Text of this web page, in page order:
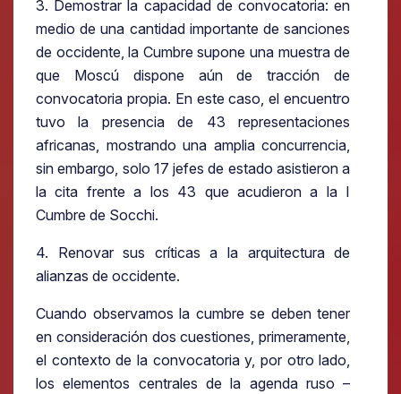
3. Demostrar la capacidad de convocatoria: en
medio de una cantidad importante de sanciones
de occidente, la Cumbre supone una muestra de
que Moscú dispone aún de tracción de
convocatoria propia. En este caso, el encuentro
tuvo la presencia de 43 representaciones
africanas, mostrando una amplia concurrencia,
sin embargo, solo 17 jefes de estado asistieron a
la cita frente a los 43 que acudieron a la I
Cumbre de Socchi.
4. Renovar sus críticas a la arquitectura de
alianzas de occidente.
Cuando observamos la cumbre se deben tener
en consideración dos cuestiones, primeramente,
el contexto de la convocatoria y, por otro lado,
los elementos centrales de la agenda ruso –